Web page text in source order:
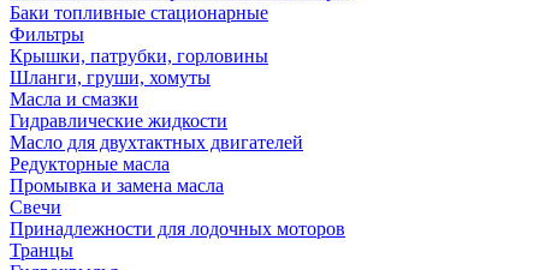
Баки топливные стационарные
Фильтры
Крышки, патрубки, горловины
Шланги, груши, хомуты
Масла и смазки
Гидравлические жидкости
Масло для двухтактных двигателей
Редукторные масла
Промывка и замена масла
Свечи
Принадлежности для лодочных моторов
Транцы